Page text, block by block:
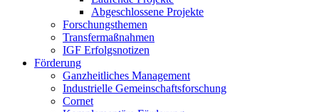
Abgeschlossene Projekte
Forschungsthemen
Transfermaßnahmen
IGF Erfolgsnotizen
Förderung
Ganzheitliches Management
Industrielle Gemeinschaftsforschung
Cornet